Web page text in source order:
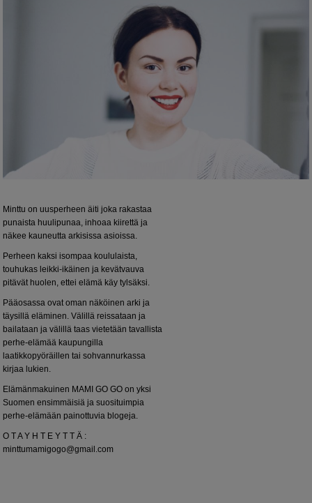
Minttu on uusperheen äiti joka rakastaa
punaista huulipunaa, inhoaa kiirettä ja
näkee kauneutta arkisissa asioissa.
Perheen kaksi isompaa koululaista,
touhukas leikki-ikäinen ja kevätvauva
pitävät huolen, ettei elämä käy tylsäksi.
Pääosassa ovat oman näköinen arki ja
täysillä eläminen. Välillä reissataan ja
bailataan ja välillä taas vietetään tavallista
perhe-elämää kaupungilla
laatikkopyöräillen tai sohvannurkassa
kirjaa lukien.
Elämänmakuinen MAMI GO GO on yksi
Suomen ensimmäisiä ja suosituimpia
perhe-elämään painottuvia blogeja.
O T A Y H T E Y T T Ä :
minttumamigogo@gmail.com